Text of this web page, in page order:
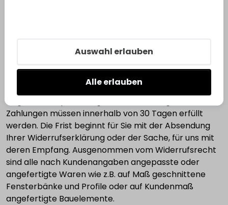
des Widerrufs noch nicht die Gegenleistung oder eine
Anderenfalls ist die Rücksendung für Sie kostenfrei.
abgeholt. Verpflichtungen zur Erstattung von
Zahlungen müssen innerhalb von 30 Tagen erfüllt
werden. Die Frist beginnt für Sie mit der Absendung
Ihrer Widerrufserklärung oder der Sache, für uns mit
deren Empfang. Ausgenommen vom Widerrufsrecht
sind alle nach Kundenangaben angepasste oder
angefertigte Waren wie z.B. auf Maß geschnittene
Fensterbänke und Profile oder auf Kundenmaß
angefertigte Bauelemente.
Auswahl erlauben
Alle erlauben